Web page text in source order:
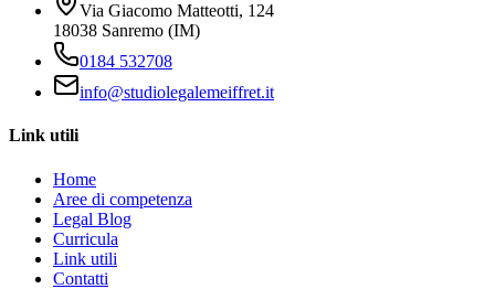
Via Giacomo Matteotti, 124
18038 Sanremo (IM)
0184 532708
info@studiolegalemeiffret.it
Link utili
Home
Aree di competenza
Legal Blog
Curricula
Link utili
Contatti